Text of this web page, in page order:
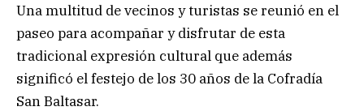
Una multitud de vecinos y turistas se reunió en el
paseo para acompañar y disfrutar de esta
tradicional expresión cultural que además
significó el festejo de los 30 años de la Cofradía
San Baltasar.